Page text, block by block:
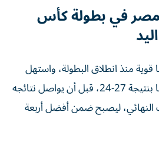
في بطولة كأس
منذ انطلاق البطولة، واستهل
مشواره بالفوز على كرواتيا بنتيجة 27-24، قبل أن يواصل نتائجه
النهائي، ليصبح ضمن أفضل أربعة